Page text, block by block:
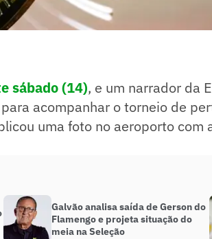
sábado (14), e um narrador da
acompanhar o torneio de
uma foto no aeroporto com
Galvão analisa saída de Gerson do
Flamengo e projeta situação do
meia na Seleção